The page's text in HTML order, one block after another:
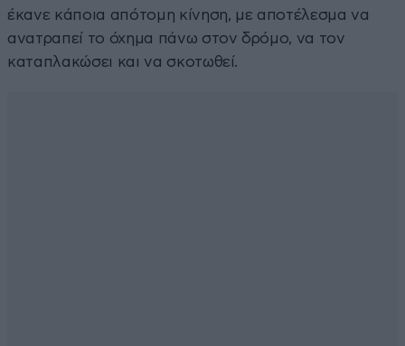
έκανε κάποια απότομη κίνηση, με αποτέλεσμα να
ανατραπεί το όχημα πάνω στον δρόμο, να τον
καταπλακώσει και να σκοτωθεί.